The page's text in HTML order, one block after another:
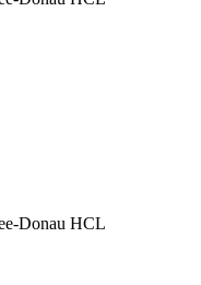
Donau HCL